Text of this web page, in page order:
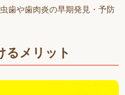
歯や歯肉炎の早期発見・予防
るメリット